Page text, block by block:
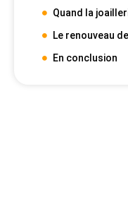
Quand la
Le renouveau
En conclusion